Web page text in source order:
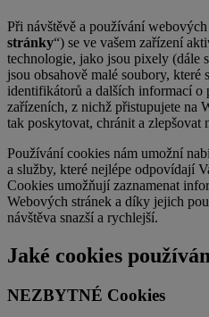
Při návštěvě a používání webových
stránky“) se ve vašem zařízení
technologie, jako jsou pixely (dále
jsou obsahově malé soubory,
identifikátorů a dalších informací o
zařízeních, z nichž přistupujete na
tak poskytovat, chránit a zlepšovat
Používání cookies nám umožní
a služby, které nejlépe odpovídají
Cookies umožňují zaznamenat
Webových stránek a díky jejich
návštěva snazší a rychlejší.
Jaké cookies
NEZBYTNÉ Cookies